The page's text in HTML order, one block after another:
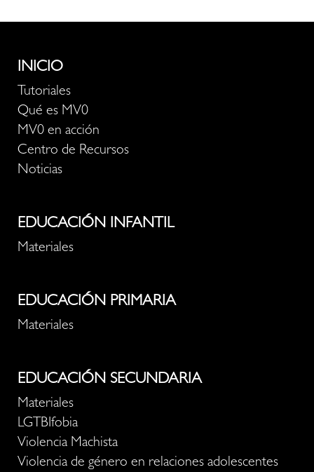
INICIO
Tutoriales
Qué es MV0
MV0 en acción
Centro de Recursos
Noticias
EDUCACIÓN INFANTIL
Materiales
EDUCACIÓN PRIMARIA
Materiales
EDUCACIÓN SECUNDARIA
Materiales
LGTBIfobia
Violencia Machista
Violencia de género en relaciones adolescentes